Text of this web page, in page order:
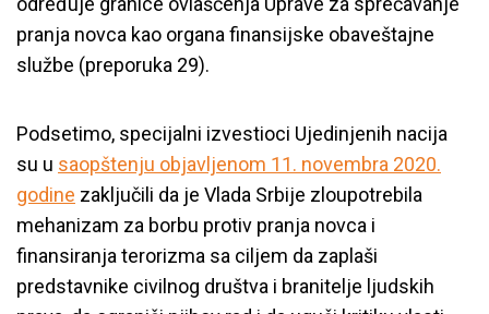
pranja novca kao organa finansijske obaveštajne
službe (preporuka 29).
Podsetimo, specijalni izvestioci Ujedinjenih nacija
su u saopštenju objavljenom 11. novembra 2020.
godine zaključili da je Vlada Srbije zloupotrebila
mehanizam za borbu protiv pranja novca i
finansiranja terorizma sa ciljem da zaplaši
predstavnike civilnog društva i branitelje ljudskih